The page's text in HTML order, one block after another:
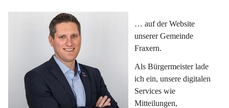
… auf der Website
unserer Gemeinde
Fraxern.
Als Bürgermeister lade
ich ein, unsere digitalen
Services wie
Mitteilungen,